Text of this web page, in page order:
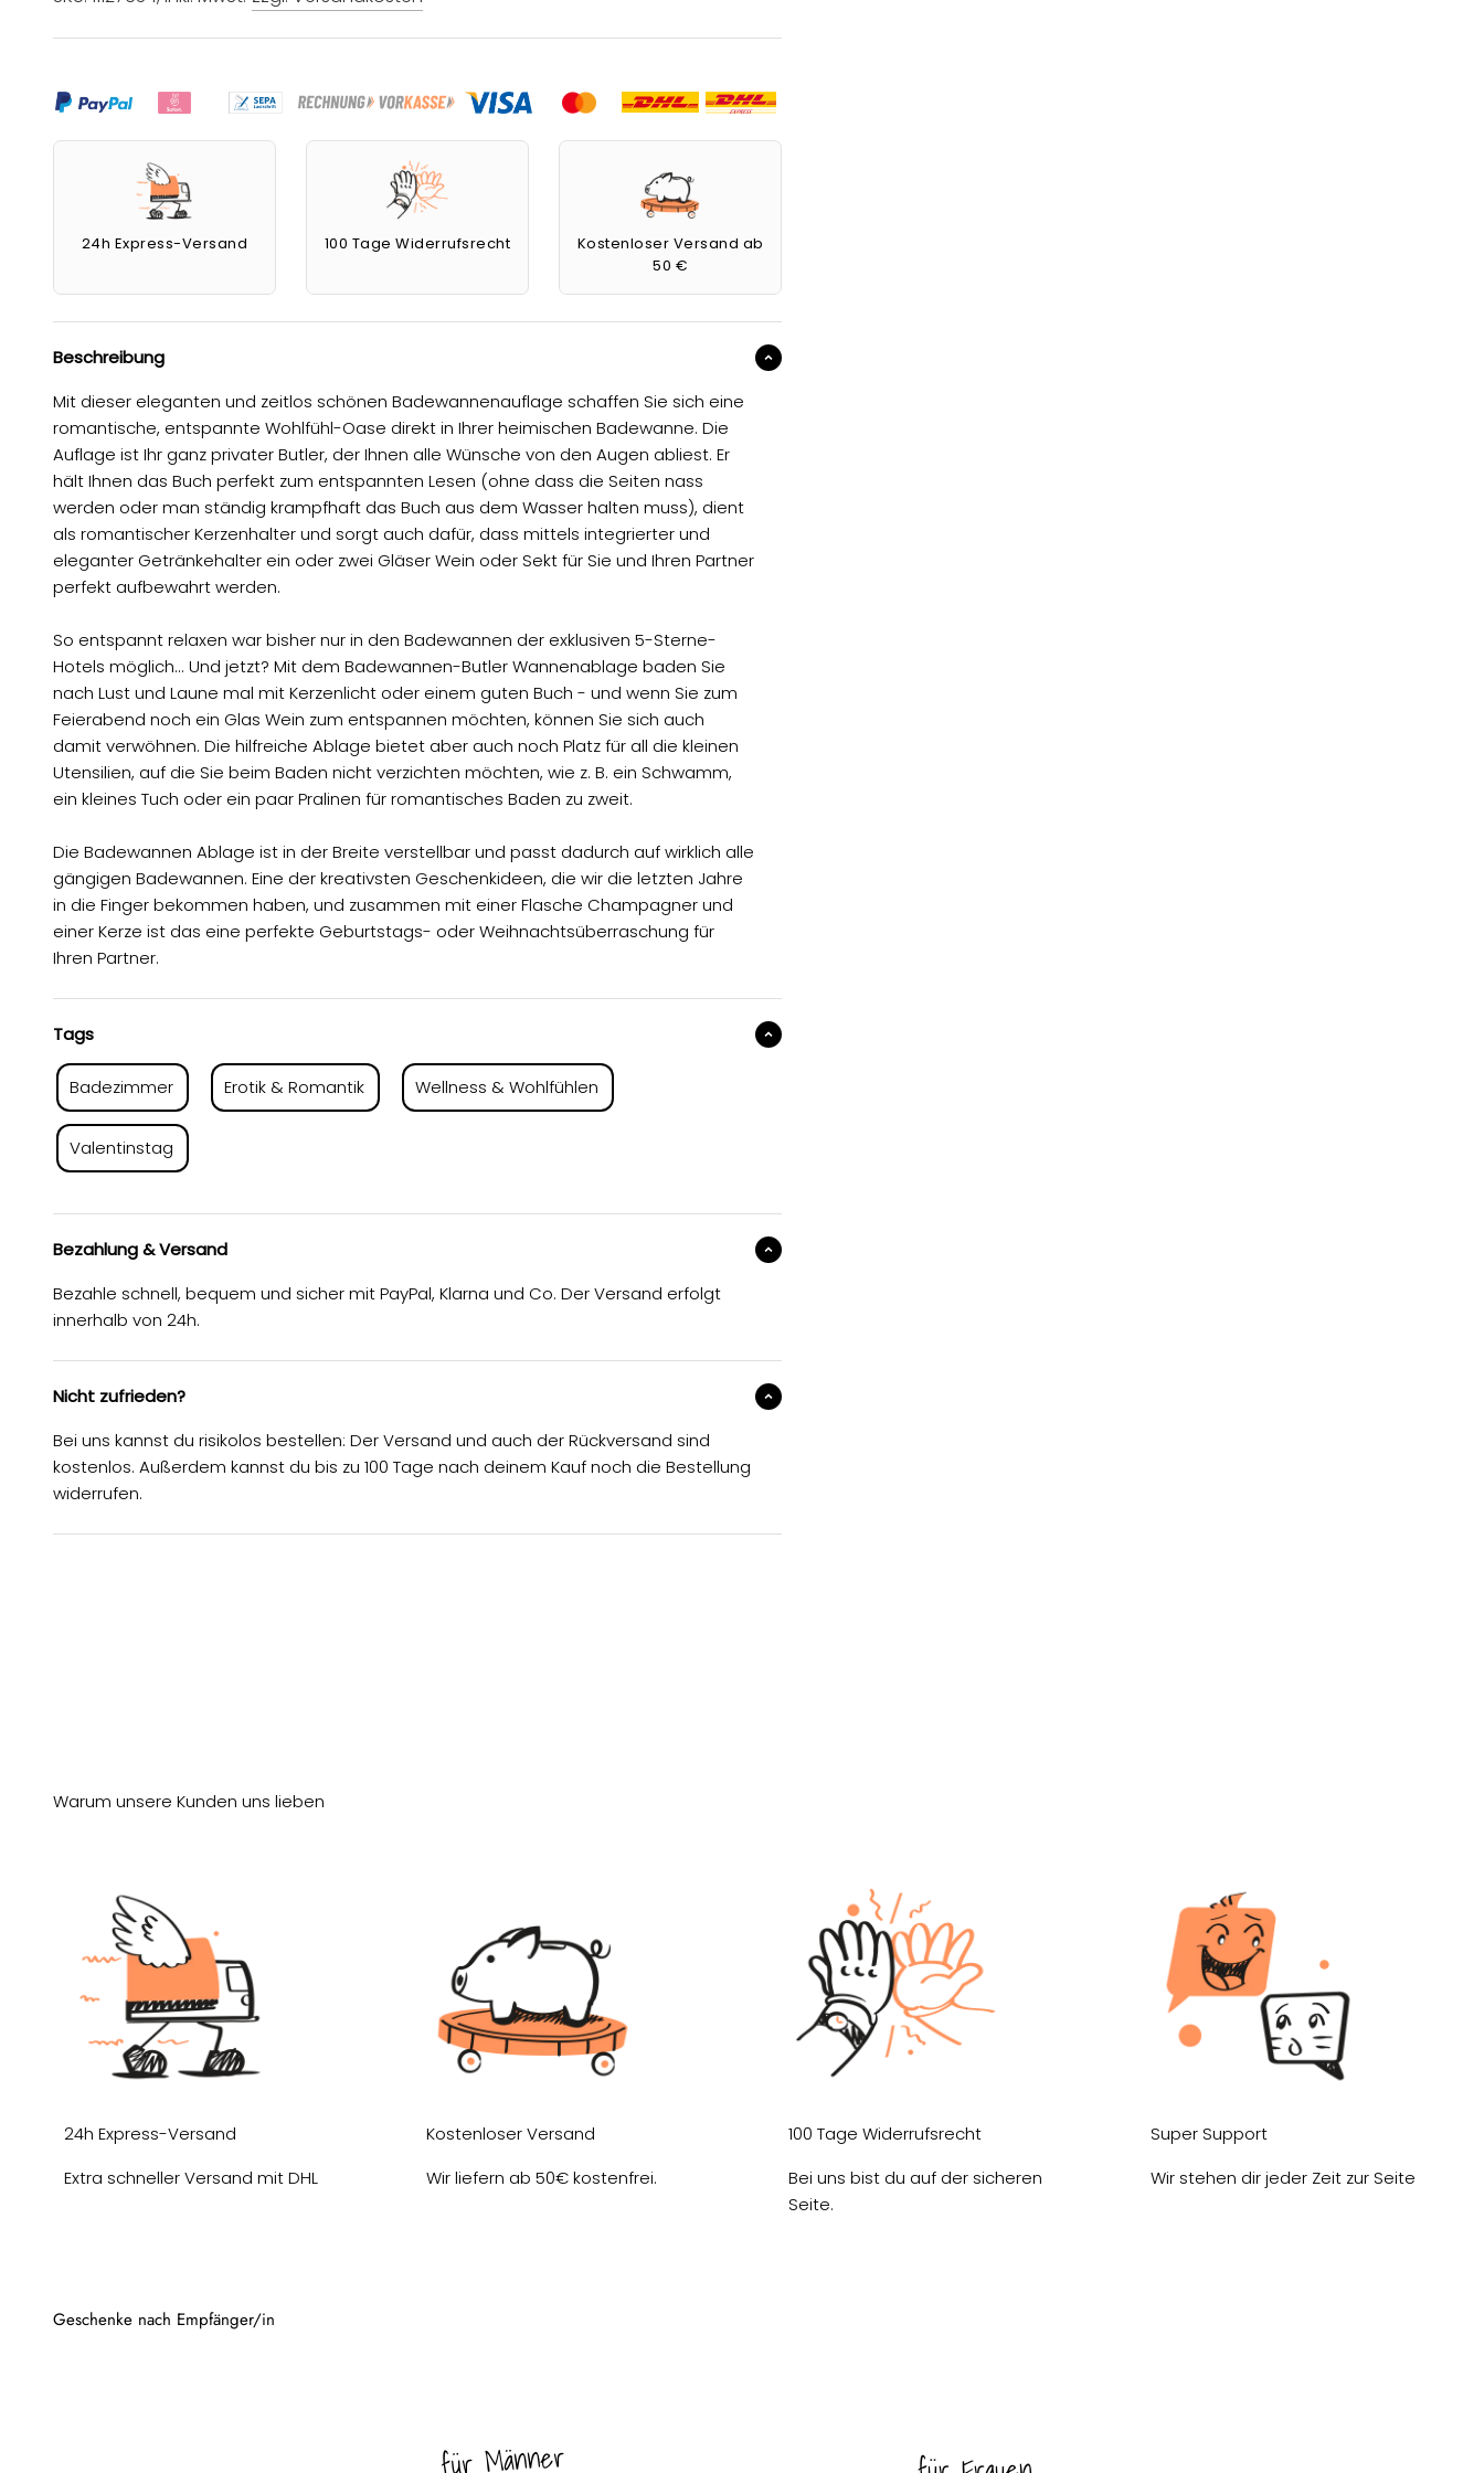
24h Express-Versand 100 Tage Widerrufsrecht
Kostenloser Versand ab
50 €
Beschreibung
Mit dieser eleganten und zeitlos schönen Badewannenauflage schaffen Sie sich eine
romantische, entspannte Wohlfühl-Oase direkt in Ihrer heimischen Badewanne. Die
Auflage ist Ihr ganz privater Butler, der Ihnen alle Wünsche von den Augen abliest. Er
hält Ihnen das Buch perfekt zum entspannten Lesen (ohne dass die Seiten nass
werden oder man ständig krampfhaft das Buch aus dem Wasser halten muss), dient
als romantischer Kerzenhalter und sorgt auch dafür, dass mittels integrierter und
eleganter Getränkehalter ein oder zwei Gläser Wein oder Sekt für Sie und Ihren Partner
perfekt aufbewahrt werden.
So entspannt relaxen war bisher nur in den Badewannen der exklusiven 5-Sterne-
Hotels möglich... Und jetzt? Mit dem Badewannen-Butler Wannenablage baden Sie
nach Lust und Laune mal mit Kerzenlicht oder einem guten Buch - und wenn Sie zum
Feierabend noch ein Glas Wein zum entspannen möchten, können Sie sich auch
damit verwöhnen. Die hilfreiche Ablage bietet aber auch noch Platz für all die kleinen
Utensilien, auf die Sie beim Baden nicht verzichten möchten, wie z. B. ein Schwamm,
ein kleines Tuch oder ein paar Pralinen für romantisches Baden zu zweit.
Die Badewannen Ablage ist in der Breite verstellbar und passt dadurch auf wirklich alle
gängigen Badewannen. Eine der kreativsten Geschenkideen, die wir die letzten Jahre
in die Finger bekommen haben, und zusammen mit einer Flasche Champagner und
einer Kerze ist das eine perfekte Geburtstags- oder Weihnachtsüberraschung für
Ihren Partner.
Tags
Badezimmer Erotik & Romantik Wellness & Wohlfühlen
Valentinstag
Bezahlung & Versand
Bezahle schnell, bequem und sicher mit PayPal, Klarna und Co. Der Versand erfolgt
innerhalb von 24h.
Nicht zufrieden?
Bei uns kannst du risikolos bestellen: Der Versand und auch der Rückversand sind
kostenlos. Außerdem kannst du bis zu 100 Tage nach deinem Kauf noch die Bestellung
widerrufen.
24h Express-Versand
Extra schneller Versand mit DHL
Kostenloser Versand
Wir liefern ab 50€ kostenfrei.
100 Tage Widerrufsrecht
Bei uns bist du auf der sicheren
Seite.
Super Support
Wir stehen dir jeder Zeit zur Seite
für Männer